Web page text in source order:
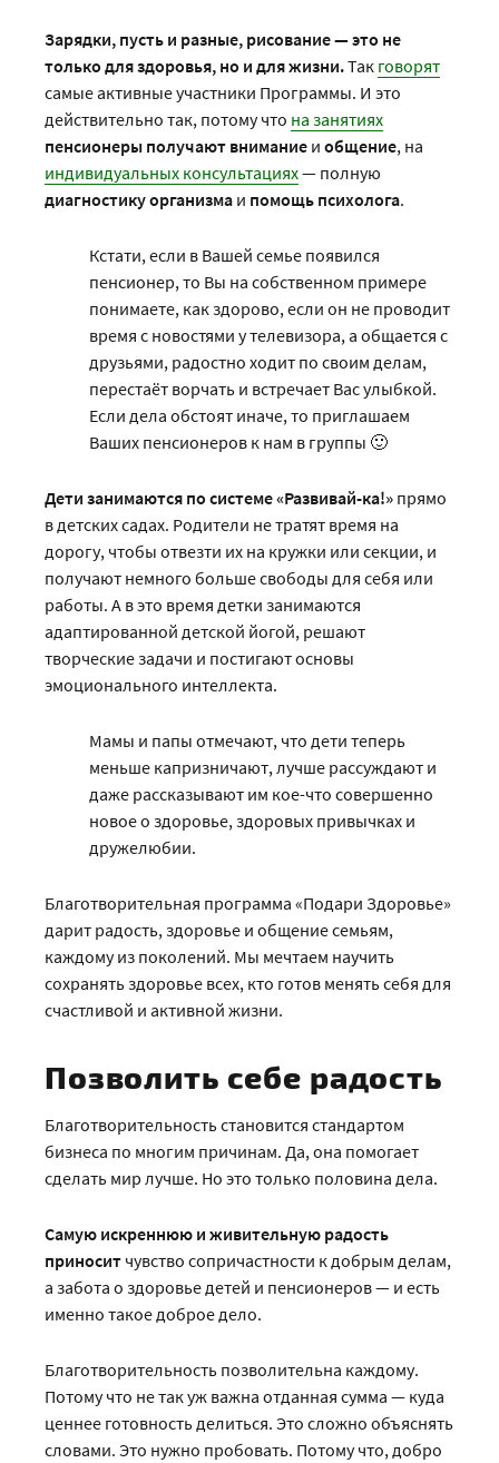
Зарядки, пусть и разные, рисование — это не
только для здоровья, но и для жизни.Так говорят
самые активные участники Программы. И это
действительно так, потому что на занятиях
пенсионеры получают внимание и общение, на
индивидуальных консультациях— полную
диагностикуорганизма и помощь психолога.
Кстати, если в Вашей семье появился
пенсионер, то Вы на собственном примере
понимаете, как здорово, если он не проводит
время с новостями у телевизора, а общается с
друзьями, радостно ходит по своим делам,
перестаёт ворчать и встречает Вас улыбкой.
Если дела обстоят иначе, то приглашаем
Ваших пенсионеров к нам в группы 🙂
Дети занимаются по системе «Развивай-ка!» прямо
в детских садах. Родители не тратят время на
дорогу, чтобы отвезти их на кружки или секции, и
получают немного больше свободы для себя или
работы. А в это время детки занимаются
адаптированной детской йогой, решают
творческие задачи и постигают основы
эмоционального интеллекта.
Мамы и папы отмечают, что дети теперь
меньше капризничают, лучше рассуждают и
даже рассказывают им кое-что совершенно
новое о здоровье, здоровых привычках и
дружелюбии.
Благотворительная программа «Подари Здоровье»
дарит радость, здоровье и общение семьям,
каждому из поколений. Мы мечтаем научить
сохранять здоровье всех, кто готов менять себя для
счастливой и активной жизни.
Позволить себе радость
Благотворительность становится стандартом
бизнеса по многим причинам. Да, она помогает
сделать мир лучше. Но это только половина дела.
Самую искреннюю и живительную радость
приносит чувство сопричастности к добрым делам,
а забота о здоровье детей и пенсионеров — и есть
именно такое доброе дело.
Благотворительность позволительна каждому.
Потому что не так уж важна отданная сумма — куда
ценнее готовность делиться. Это сложно объяснять
словами. Это нужно пробовать. Потому что, добро